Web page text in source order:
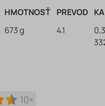
HMOTNOSŤ PREVOD
673 g 4.1
10×